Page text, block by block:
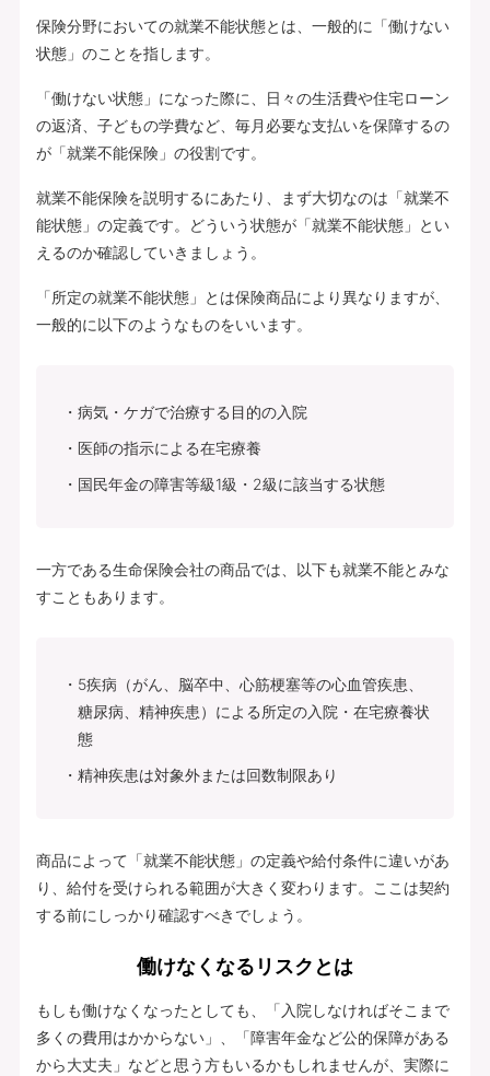
保険分野においての就業不能状態とは、一般的に「働けない
状態」のことを指します。
「働けない状態」になった際に、日々の生活費や住宅ローン
の返済、子どもの学費など、毎月必要な支払いを保障するの
が「就業不能保険」の役割です。
就業不能保険を説明するにあたり、まず大切なのは「就業不
能状態」の定義です。どういう状態が「就業不能状態」とい
えるのか確認していきましょう。
「所定の就業不能状態」とは保険商品により異なりますが、
一般的に以下のようなものをいいます。
病気・ケガで治療する目的の入院
医師の指示による在宅療養
国民年金の障害等級1級・2級に該当する状態
一方である生命保険会社の商品では、以下も就業不能とみな
すこともあります。
5疾病（がん、脳卒中、心筋梗塞等の心血管疾患、
糖尿病、精神疾患）による所定の入院・在宅療養状
態
精神疾患は対象外または回数制限あり
商品によって「就業不能状態」の定義や給付条件に違いがあ
り、給付を受けられる範囲が大きく変わります。ここは契約
する前にしっかり確認すべきでしょう。
働けなくなるリスクとは
もしも働けなくなったとしても、「入院しなければそこまで
多くの費用はかからない」、「障害年金など公的保障がある
から大丈夫」などと思う方もいるかもしれませんが、実際に